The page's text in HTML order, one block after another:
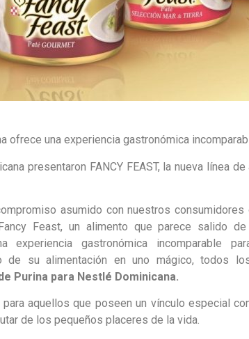
ofrece una experiencia gastronómica
presentaron FANCY FEAST, la nueva línea
asumido con nuestros
Feast, un alimento que parece salido
experiencia gastronómica incomparable
de su alimentación en uno mágico, todos
Purina para Nestlé Dominicana.
para aquellos que poseen un vínculo especial
de los pequeños placeres de la vida.